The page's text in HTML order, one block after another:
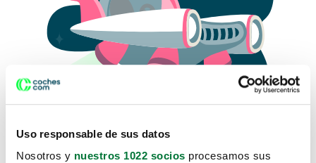
Uso responsable de sus datos
Nosotros y nuestros 1022 socios procesamos sus